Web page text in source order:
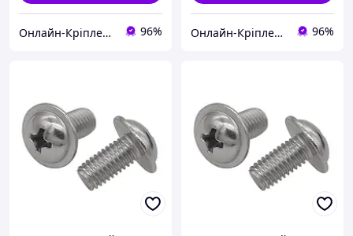
Онлайн-Кріплення 96% Онлайн-Кріплення 96%